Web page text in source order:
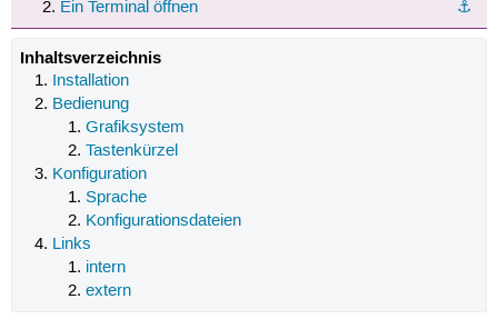
⚓︎
Ein Terminal öffnen
Inhaltsverzeichnis
Installation
Bedienung
Grafiksystem
Tastenkürzel
Konfiguration
Sprache
Konfigurationsdateien
Links
intern
extern